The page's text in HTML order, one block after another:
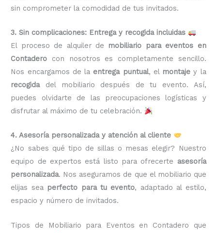
sin comprometer la comodidad de tus invitados.
3. Sin complicaciones: Entrega y recogida incluidas
El proceso de alquiler de mobiliario para eventos en
Contadero con nosotros es completamente sencillo.
Nos encargamos de la entrega puntual, el montaje y la
recogidadel mobiliario después de tu evento. Así,
puedes olvidarte de las preocupaciones logísticas y
disfrutar al máximo de tu celebración.
4. Asesoría personalizada y atención al cliente
¿No sabes qué tipo de sillas o mesas elegir? Nuestro
equipo de expertos está listo para ofrecerte asesoría
personalizada. Nos aseguramos de que el mobiliario que
elijas sea perfecto para tu evento, adaptado al estilo,
espacio y número de invitados.
Tipos de Mobiliario para Eventos en Contadero que